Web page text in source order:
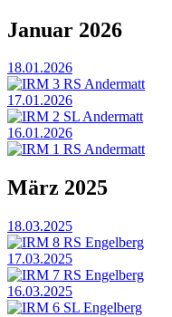
Januar 2026
18.01.2026
IRM 3 RS Andermatt
17.01.2026
IRM 2 SL Andermatt
16.01.2026
IRM 1 RS Andermatt
März 2025
18.03.2025
IRM 8 RS Engelberg
17.03.2025
IRM 7 RS Engelberg
16.03.2025
IRM 6 SL Engelberg